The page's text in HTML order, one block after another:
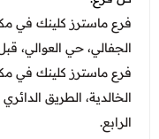
فرع ماسترز كلينك في
الجفالي، حي العوالي،
فرع ماسترز كلينك في
الخالدية، الطريق
الرابع.